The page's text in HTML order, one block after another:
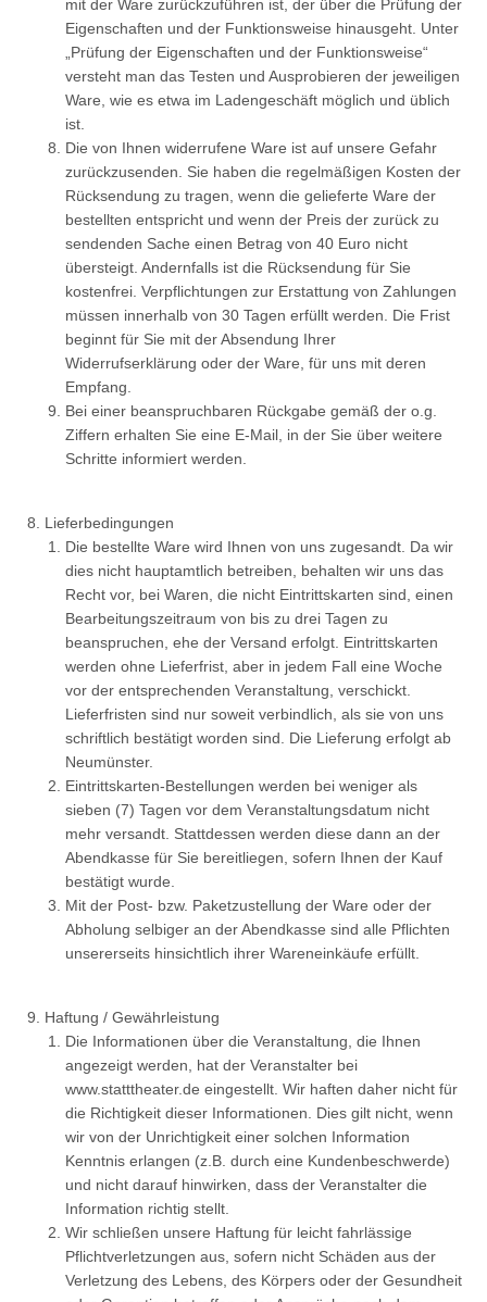
mit der Ware zurückzuführen ist, der über die Prüfung der
Eigenschaften und der Funktionsweise hinausgeht. Unter
„Prüfung der Eigenschaften und der Funktionsweise“
versteht man das Testen und Ausprobieren der jeweiligen
Ware, wie es etwa im Ladengeschäft möglich und üblich
ist.
Die von Ihnen widerrufene Ware ist auf unsere Gefahr
zurückzusenden. Sie haben die regelmäßigen Kosten der
Rücksendung zu tragen, wenn die gelieferte Ware der
bestellten entspricht und wenn der Preis der zurück zu
sendenden Sache einen Betrag von 40 Euro nicht
übersteigt. Andernfalls ist die Rücksendung für Sie
kostenfrei. Verpflichtungen zur Erstattung von Zahlungen
müssen innerhalb von 30 Tagen erfüllt werden. Die Frist
beginnt für Sie mit der Absendung Ihrer
Widerrufserklärung oder der Ware, für uns mit deren
Empfang.
Bei einer beanspruchbaren Rückgabe gemäß der o.g.
Ziffern erhalten Sie eine E-Mail, in der Sie über weitere
Schritte informiert werden.
Lieferbedingungen
Die bestellte Ware wird Ihnen von uns zugesandt. Da wir
dies nicht hauptamtlich betreiben, behalten wir uns das
Recht vor, bei Waren, die nicht Eintrittskarten sind, einen
Bearbeitungszeitraum von bis zu drei Tagen zu
beanspruchen, ehe der Versand erfolgt. Eintrittskarten
werden ohne Lieferfrist, aber in jedem Fall eine Woche
vor der entsprechenden Veranstaltung, verschickt.
Lieferfristen sind nur soweit verbindlich, als sie von uns
schriftlich bestätigt worden sind. Die Lieferung erfolgt ab
Neumünster.
Eintrittskarten-Bestellungen werden bei weniger als
sieben (7) Tagen vor dem Veranstaltungsdatum nicht
mehr versandt. Stattdessen werden diese dann an der
Abendkasse für Sie bereitliegen, sofern Ihnen der Kauf
bestätigt wurde.
Mit der Post- bzw. Paketzustellung der Ware oder der
Abholung selbiger an der Abendkasse sind alle Pflichten
unsererseits hinsichtlich ihrer Wareneinkäufe erfüllt.
Haftung / Gewährleistung
Die Informationen über die Veranstaltung, die Ihnen
angezeigt werden, hat der Veranstalter bei
www.statttheater.de eingestellt. Wir haften daher nicht für
die Richtigkeit dieser Informationen. Dies gilt nicht, wenn
wir von der Unrichtigkeit einer solchen Information
Kenntnis erlangen (z.B. durch eine Kundenbeschwerde)
und nicht darauf hinwirken, dass der Veranstalter die
Information richtig stellt.
Wir schließen unsere Haftung für leicht fahrlässige
Pflichtverletzungen aus, sofern nicht Schäden aus der
Verletzung des Lebens, des Körpers oder der Gesundheit